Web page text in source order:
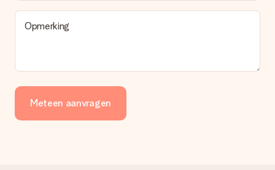
Opmerking
Meteen aanvragen